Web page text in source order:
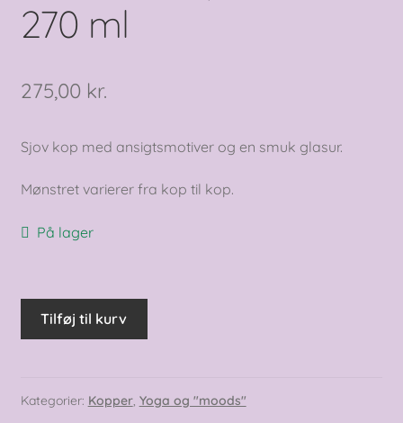
270 ml
275,00 kr.
Sjov kop med ansigtsmotiver og en smuk glasur.
Mønstret varierer fra kop til kop.
På lager
"moods"
270
Tilføj til kurv
Kategorier: Kopper, Yoga og "moods"